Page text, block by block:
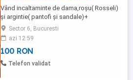
Vând incaltaminte de dama,roșu( Rosseli)
și argintie( pantofi și sandale)+
posetutele.
Sector 6, Bucuresti
azi 12:59
100 RON
Telefon validat